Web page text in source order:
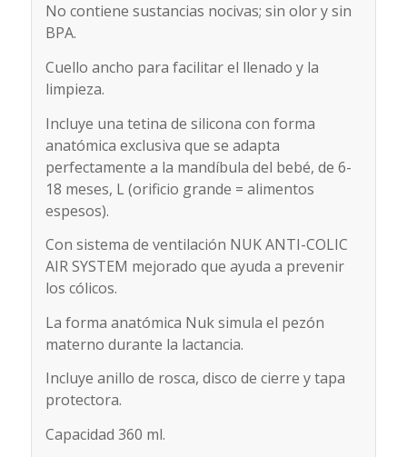
No contiene sustancias nocivas; sin olor y sin
BPA.
Cuello ancho para facilitar el llenado y la
limpieza.
Incluye una tetina de silicona con forma
anatómica exclusiva que se adapta
perfectamente a la mandíbula del bebé, de 6-
18 meses, L (orificio grande = alimentos
espesos).
Con sistema de ventilación NUK ANTI-COLIC
AIR SYSTEM mejorado que ayuda a prevenir
los cólicos.
La forma anatómica Nuk simula el pezón
materno durante la lactancia.
Incluye anillo de rosca, disco de cierre y tapa
protectora.
Capacidad 360 ml.